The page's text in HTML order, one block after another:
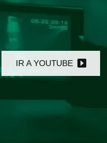
IR A YOUTUBE